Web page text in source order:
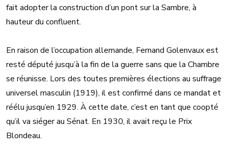
fait adopter la construction d’un pont sur la Sambre, à
hauteur du confluent.
En raison de l’occupation allemande, Fernand Golenvaux est
resté député jusqu’à la fin de la guerre sans que la Chambre
se réunisse. Lors des toutes premières élections au suffrage
universel masculin (1919), il est confirmé dans ce mandat et
réélu jusqu’en 1929. À cette date, c’est en tant que coopté
qu’il va siéger au Sénat. En 1930, il avait reçu le Prix
Blondeau.